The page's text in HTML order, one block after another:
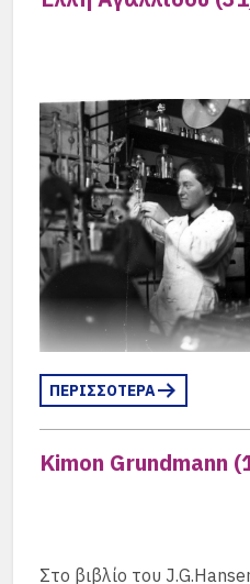
Έζησε στην Αθήνα,
Αποφοίτησε με πτυχίο
διεύθυνση του Heinrich
εξετάσει το
ΠΕΡΙΣΣΟΤΕΡΑ
Kimon Grundmann
Στο βιβλίο του